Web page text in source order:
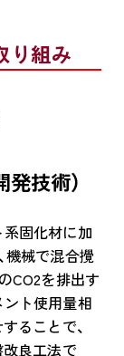
り組み
技術）
固化材に加
機械で混合攪
CO2を排出す
ト使用量相
ることで、
良工法で